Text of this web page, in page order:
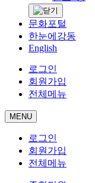
문화포털
한눈에강동
English
로그인
회원가입
전체메뉴
MENU
로그인
회원가입
전체메뉴